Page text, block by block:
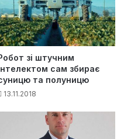
зі штучним
сам збирає
та полуницю
13.11.2018